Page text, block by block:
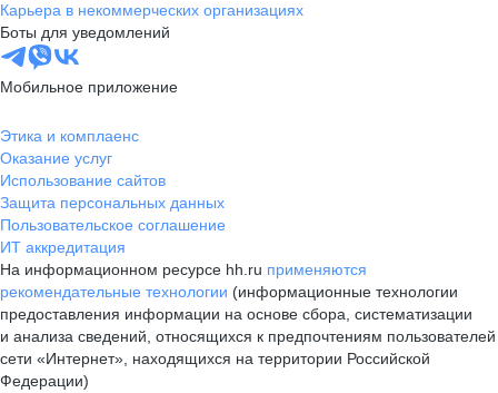
Карьера в некоммерческих организациях
Боты для уведомлений
Мобильное приложение
Этика и комплаенс
Оказание услуг
Использование сайтов
Защита персональных данных
Пользовательское соглашение
ИТ аккредитация
На информационном ресурсе hh.ru применяются
рекомендательные технологии (информационные технологии
предоставления информации на основе сбора, систематизации
и анализа сведений, относящихся к предпочтениям пользователей
сети «Интернет», находящихся на территории Российской
Федерации)